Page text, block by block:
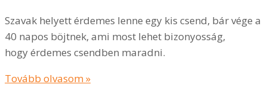
Szavak helyett érdemes lenne egy kis csend, bár vége a
40 napos böjtnek, ami most lehet bizonyosság,
hogy érdemes csendben maradni.
Tovább olvasom »